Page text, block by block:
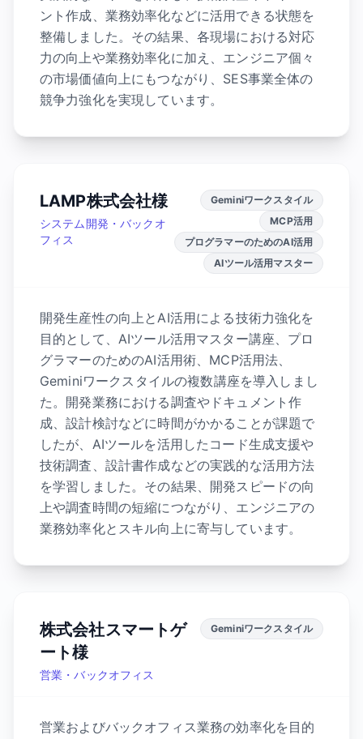
ント作成、業務効率化などに活用できる状態を
整備しました。その結果、各現場における対応
力の向上や業務効率化に加え、エンジニア個々
の市場価値向上にもつながり、SES事業全体の
競争力強化を実現しています。
LAMP株式会社様
システム開発・バックオ
フィス
Geminiワークスタイル
MCP活用
プログラマーのためのAI活用
AIツール活用マスター
開発生産性の向上とAI活用による技術力強化を
目的として、AIツール活用マスター講座、プロ
グラマーのためのAI活用術、MCP活用法、
Geminiワークスタイルの複数講座を導入しまし
た。開発業務における調査やドキュメント作
成、設計検討などに時間がかかることが課題で
したが、AIツールを活用したコード生成支援や
技術調査、設計書作成などの実践的な活用方法
を学習しました。その結果、開発スピードの向
上や調査時間の短縮につながり、エンジニアの
業務効率化とスキル向上に寄与しています。
株式会社スマートゲ
ート様
営業・バックオフィス
Geminiワークスタイル
営業およびバックオフィス業務の効率化を目的